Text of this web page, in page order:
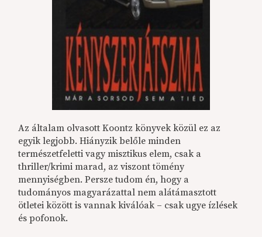
Az általam olvasott Koontz könyvek közül ez az
egyik legjobb. Hiányzik belőle minden
természetfeletti vagy misztikus elem, csak a
thriller/krimi marad, az viszont tömény
mennyiségben. Persze tudom én, hogy a
tudományos magyarázattal nem alátámasztott
ötletei között is vannak kiválóak – csak ugye ízlések
és pofonok.